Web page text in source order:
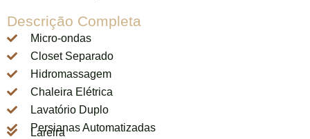
Descrição Completa
Micro-ondas
Closet Separado
Hidromassagem
Chaleira Elétrica
Lavatório Duplo
Persianas Automatizadas
Lareira